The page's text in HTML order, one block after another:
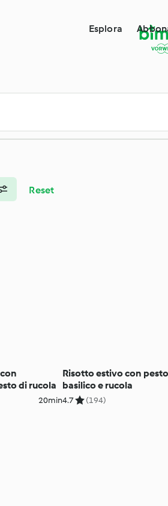
Esplora
Reset
di rucola
20min
Risotto estivo con
basilico e rucola
4.7 (194)